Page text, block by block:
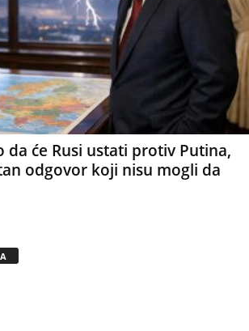
da će Rusi ustati protiv Putina,
odgovor koji nisu mogli da